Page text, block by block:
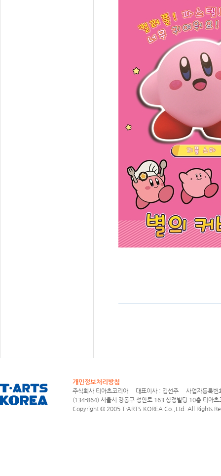
개인정보처리방침
주식회사 티아츠코리아 대표이사 : 김선주 사업자등록
(134-864) 서울시 강동구 성안로 163 상정빌딩 10층
Copyright © 2005 T·ARTS KOREA Co.,Ltd. All Rights